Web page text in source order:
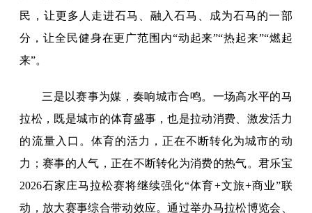
民，让更多人走进石马、融入石马、成为石马的一部
分，让全民健身在更广范围内“动起来”“热起来”“燃起
来”。
三是以赛事为媒，奏响城市合鸣。一场高水平的马
拉松，既是城市的体育盛事，也是拉动消费、激发活力
的流量入口。体育的活力，正在不断转化为城市的动
力；赛事的人气，正在不断转化为消费的热气。君乐宝
2026石家庄马拉松赛将继续强化“体育+文旅+商业”联
动，放大赛事综合带动效应。通过举办马拉松博览会、